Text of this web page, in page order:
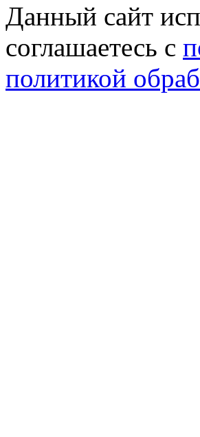
Данный сайт
соглашаетесь с
политикой